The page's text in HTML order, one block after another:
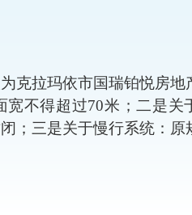
克拉玛依市国瑞铂悦房地
宽不得超过70米 ； 二是关
； 三是关于慢行系统：原